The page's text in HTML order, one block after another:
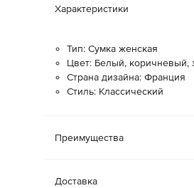
Характеристики
Тип: Сумка женская
Цвет: Белый, коричневый,
Страна дизайна: Франция
Стиль: Классический
Преимущества
Доставка